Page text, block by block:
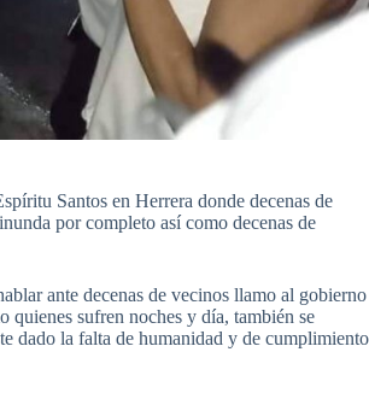
Santos en Herrera donde decenas de
por completo así como decenas de
ante decenas de vecinos llamo al gobierno
quienes sufren noches y día, también se
dado la falta de humanidad y de cumplimiento